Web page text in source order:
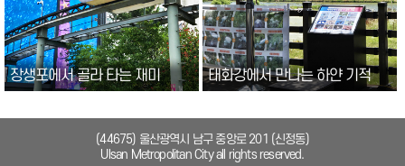
장생포에서 골라 타는 재미 태화강에서 만나는 하얀 기적
(44675) 울산광역시 남구 중앙로 201 (신정동)
Ulsan Metropolitan City all rights reserved.